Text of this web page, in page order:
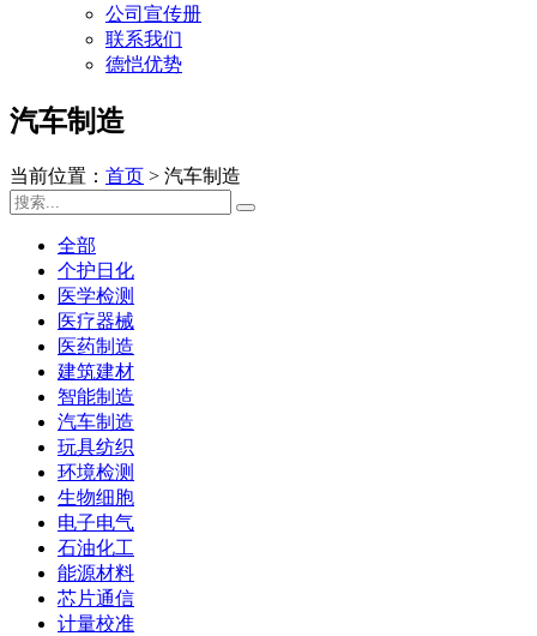
公司宣传册
联系我们
德恺优势
汽车制造
当前位置： 首页 > 汽车制造
全部
个护日化
医学检测
医疗器械
医药制造
建筑建材
智能制造
汽车制造
玩具纺织
环境检测
生物细胞
电子电气
石油化工
能源材料
芯片通信
计量校准